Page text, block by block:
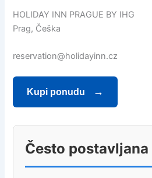
HOLIDAY INN PRAGUE BY IHG
Prag, Češka
reservation@holidayinn.cz
Kupi ponudu
Često